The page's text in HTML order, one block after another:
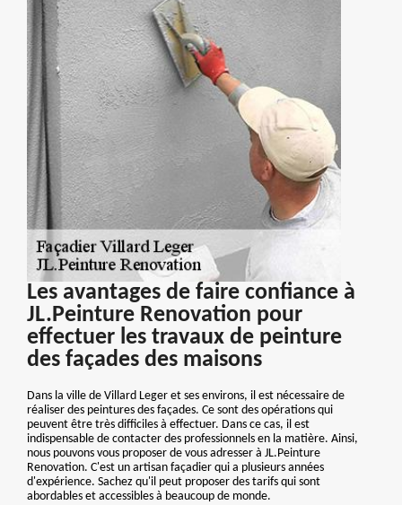
Les avantages de faire confiance à
JL.Peinture Renovation pour
effectuer les travaux de peinture
des façades des maisons
Dans la ville de Villard Leger et ses environs, il est nécessaire de
réaliser des peintures des façades. Ce sont des opérations qui
peuvent être très difficiles à effectuer. Dans ce cas, il est
indispensable de contacter des professionnels en la matière. Ainsi,
nous pouvons vous proposer de vous adresser à JL.Peinture
Renovation. C'est un artisan façadier qui a plusieurs années
d'expérience. Sachez qu'il peut proposer des tarifs qui sont
abordables et accessibles à beaucoup de monde.